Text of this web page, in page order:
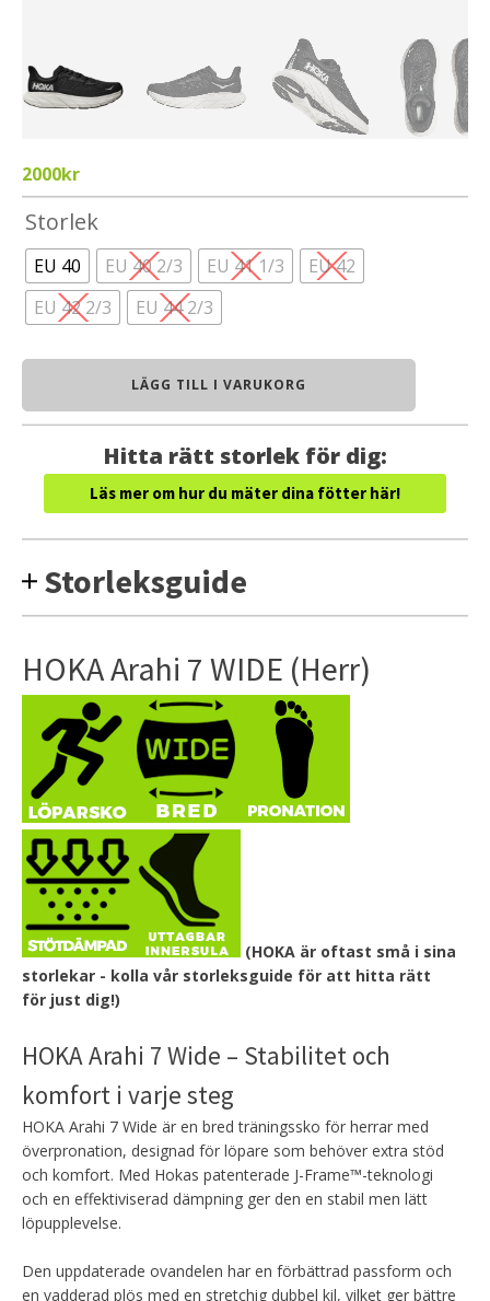
2000kr
Storlek
EU 40 EU 40 2/3 EU 41 1/3
EU 42
EU 42 2/3
EU 44 2/3
7
LÄGG TILL I VARUKORG
Hitta rätt storlek för dig:
Läs mer om hur du mäter dina fötter här!
Storleksguide
HOKA Arahi 7 WIDE (Herr)
(HOKA är oftast små i sina
storlekar - kolla vår storleksguide för att hitta rätt
för just dig!)
HOKA Arahi 7 Wide – Stabilitet och
komfort i varje steg
HOKA Arahi 7 Wide är en bred träningssko för herrar med
överpronation, designad för löpare som behöver extra stöd
och komfort. Med Hokas patenterade J-Frame™-teknologi
och en effektiviserad dämpning ger den en stabil men lätt
löpupplevelse.
Den uppdaterade ovandelen har en förbättrad passform och
en vadderad plös med en stretchig dubbel kil, vilket ger bättre